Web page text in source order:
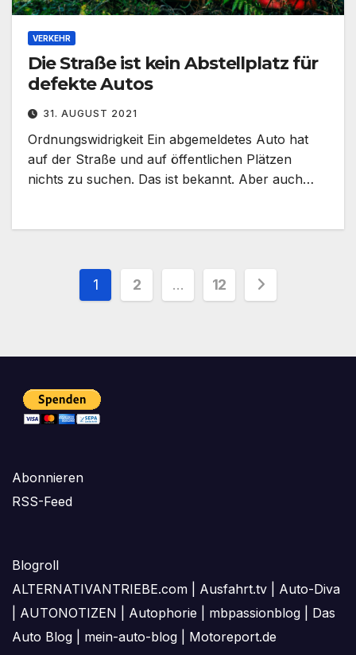
VERKEHR
Die Straße ist kein Abstellplatz für
defekte Autos
31. AUGUST 2021
Ordnungswidrigkeit Ein abgemeldetes Auto hat
auf der Straße und auf öffentlichen Plätzen
nichts zu suchen. Das ist bekannt. Aber auch…
Seitennummerierung
Beiträge
1 2 … 12
Abonnieren
RSS-Feed
Blogroll
ALTERNATIVANTRIEBE.com
Ausfahrt.tv
Auto-Diva
AUTONOTIZEN Autophorie mbpassionblog
Das
Auto Blog
mein-auto-blog Motoreport.de